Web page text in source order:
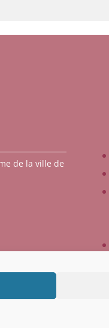
de la ville de